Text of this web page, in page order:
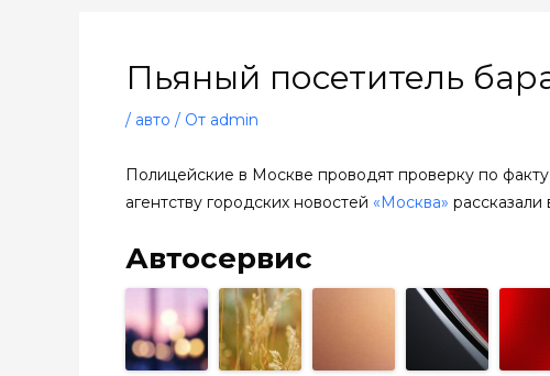
Пьяный посетитель
/ авто / От admin
Полицейские в Москве проводят проверку по
агентству городских новостей «Москва»
Автосервис